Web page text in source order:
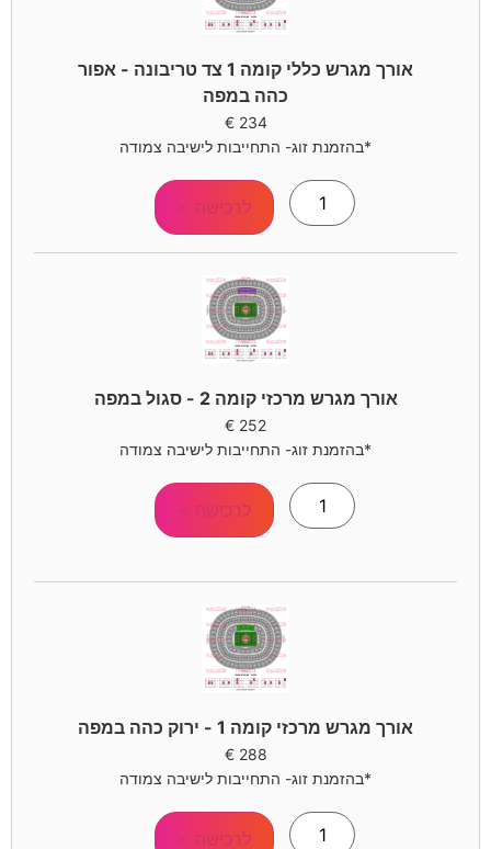
אורך מגרש כללי קומה 1 צד טריבונה - אפור
כהה במפה
234
€
*בהזמנת זוג- התחייבות לישיבה צמודה
לרכישה >
אורך מגרש מרכזי קומה 2 - סגול במפה
252
€
*בהזמנת זוג- התחייבות לישיבה צמודה
לרכישה >
אורך מגרש מרכזי קומה 1 - ירוק כהה במפה
288
€
*בהזמנת זוג- התחייבות לישיבה צמודה
לרכישה >